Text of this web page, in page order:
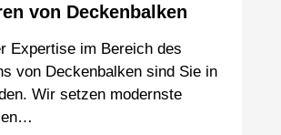
von Deckenbalken
Expertise im Bereich des
von Deckenbalken sind Sie in
Wir setzen modernste